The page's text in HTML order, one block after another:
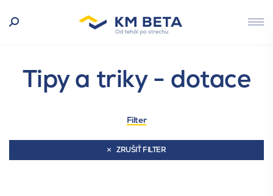
Tipy a triky - dotace
Filter
ZRUŠIŤ FILTER